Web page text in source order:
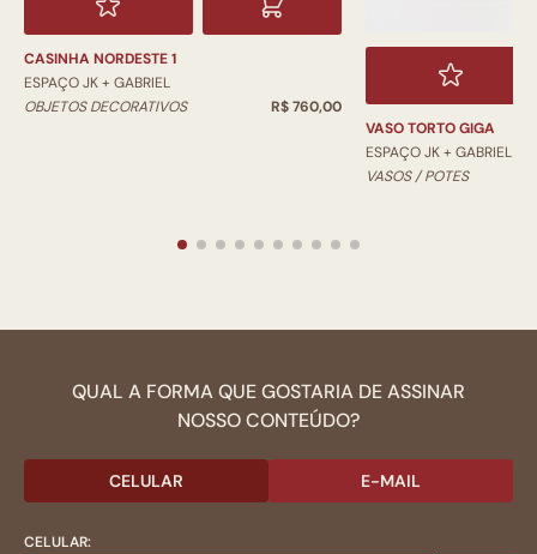
CASINHA NORDESTE 1
ESPAÇO JK + GABRIEL
OBJETOS DECORATIVOS
R$ 760,00
VASO TORTO GIGA
ESPAÇO JK + GABRIEL
VASOS / POTES
QUAL A FORMA QUE GOSTARIA DE ASSINAR
NOSSO CONTEÚDO?
CELULAR E-MAIL
CELULAR: